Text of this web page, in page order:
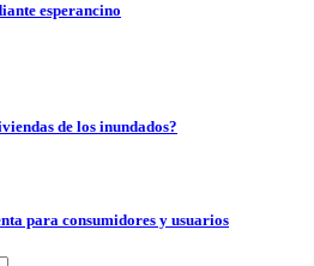
esperancino
de los inundados?
para consumidores y usuarios